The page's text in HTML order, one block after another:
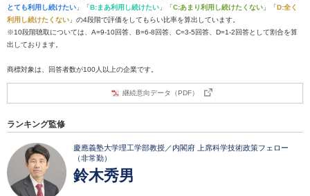
とても利用し続けたい 」「B:まあ利用し続けたい 」「C:あまり利用し続けたくない 」「D:全く
利用し続けたくない 」の4段階で評価をしてもらい比率を算出しています。
※10段階聴取については、A=9-10回答、B=6-8回答、C=3-5回答、D=1-2回答として割合を算
出しております。
商標対象は、回答者数が100人以上の企業です。
継続意向データ（PDF）
ランキング監修
慶應義塾大学理工学部教授／内閣府 上席科学技術政策フェロー
（非常勤）
鈴木秀男